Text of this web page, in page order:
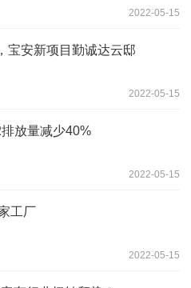
2022-05-15
宝安新项目勤诚达云邸
2022-05-15
放量减少40%
2022-05-15
工厂
2022-05-15